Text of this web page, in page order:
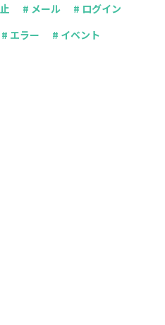
# メール
# ログイン
# エラー
# イベント